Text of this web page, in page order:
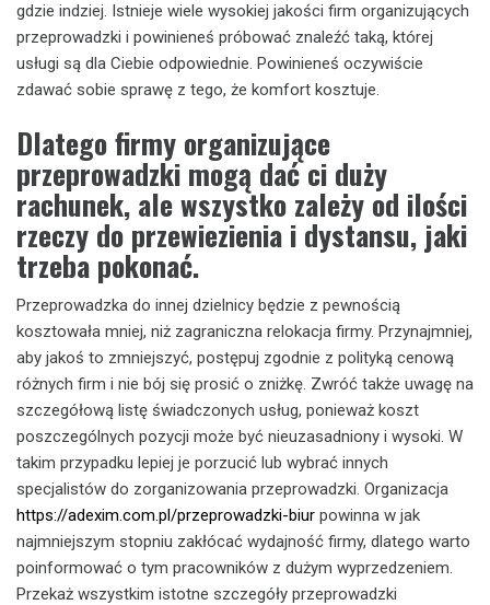
gdzie indziej. Istnieje wiele wysokiej jakości firm organizujących
przeprowadzki i powinieneś próbować znaleźć taką, której
usługi są dla Ciebie odpowiednie. Powinieneś oczywiście
zdawać sobie sprawę z tego, że komfort kosztuje.
Dlatego firmy organizujące
przeprowadzki mogą dać ci duży
rachunek, ale wszystko zależy od ilości
rzeczy do przewiezienia i dystansu, jaki
trzeba pokonać.
Przeprowadzka do innej dzielnicy będzie z pewnością
kosztowała mniej, niż zagraniczna relokacja firmy. Przynajmniej,
aby jakoś to zmniejszyć, postępuj zgodnie z polityką cenową
różnych firm i nie bój się prosić o zniżkę. Zwróć także uwagę na
szczegółową listę świadczonych usług, ponieważ koszt
poszczególnych pozycji może być nieuzasadniony i wysoki. W
takim przypadku lepiej je porzucić lub wybrać innych
specjalistów do zorganizowania przeprowadzki. Organizacja
https://adexim.com.pl/przeprowadzki-biur powinna w jak
najmniejszym stopniu zakłócać wydajność firmy, dlatego warto
poinformować o tym pracowników z dużym wyprzedzeniem.
Przekaż wszystkim istotne szczegóły przeprowadzki